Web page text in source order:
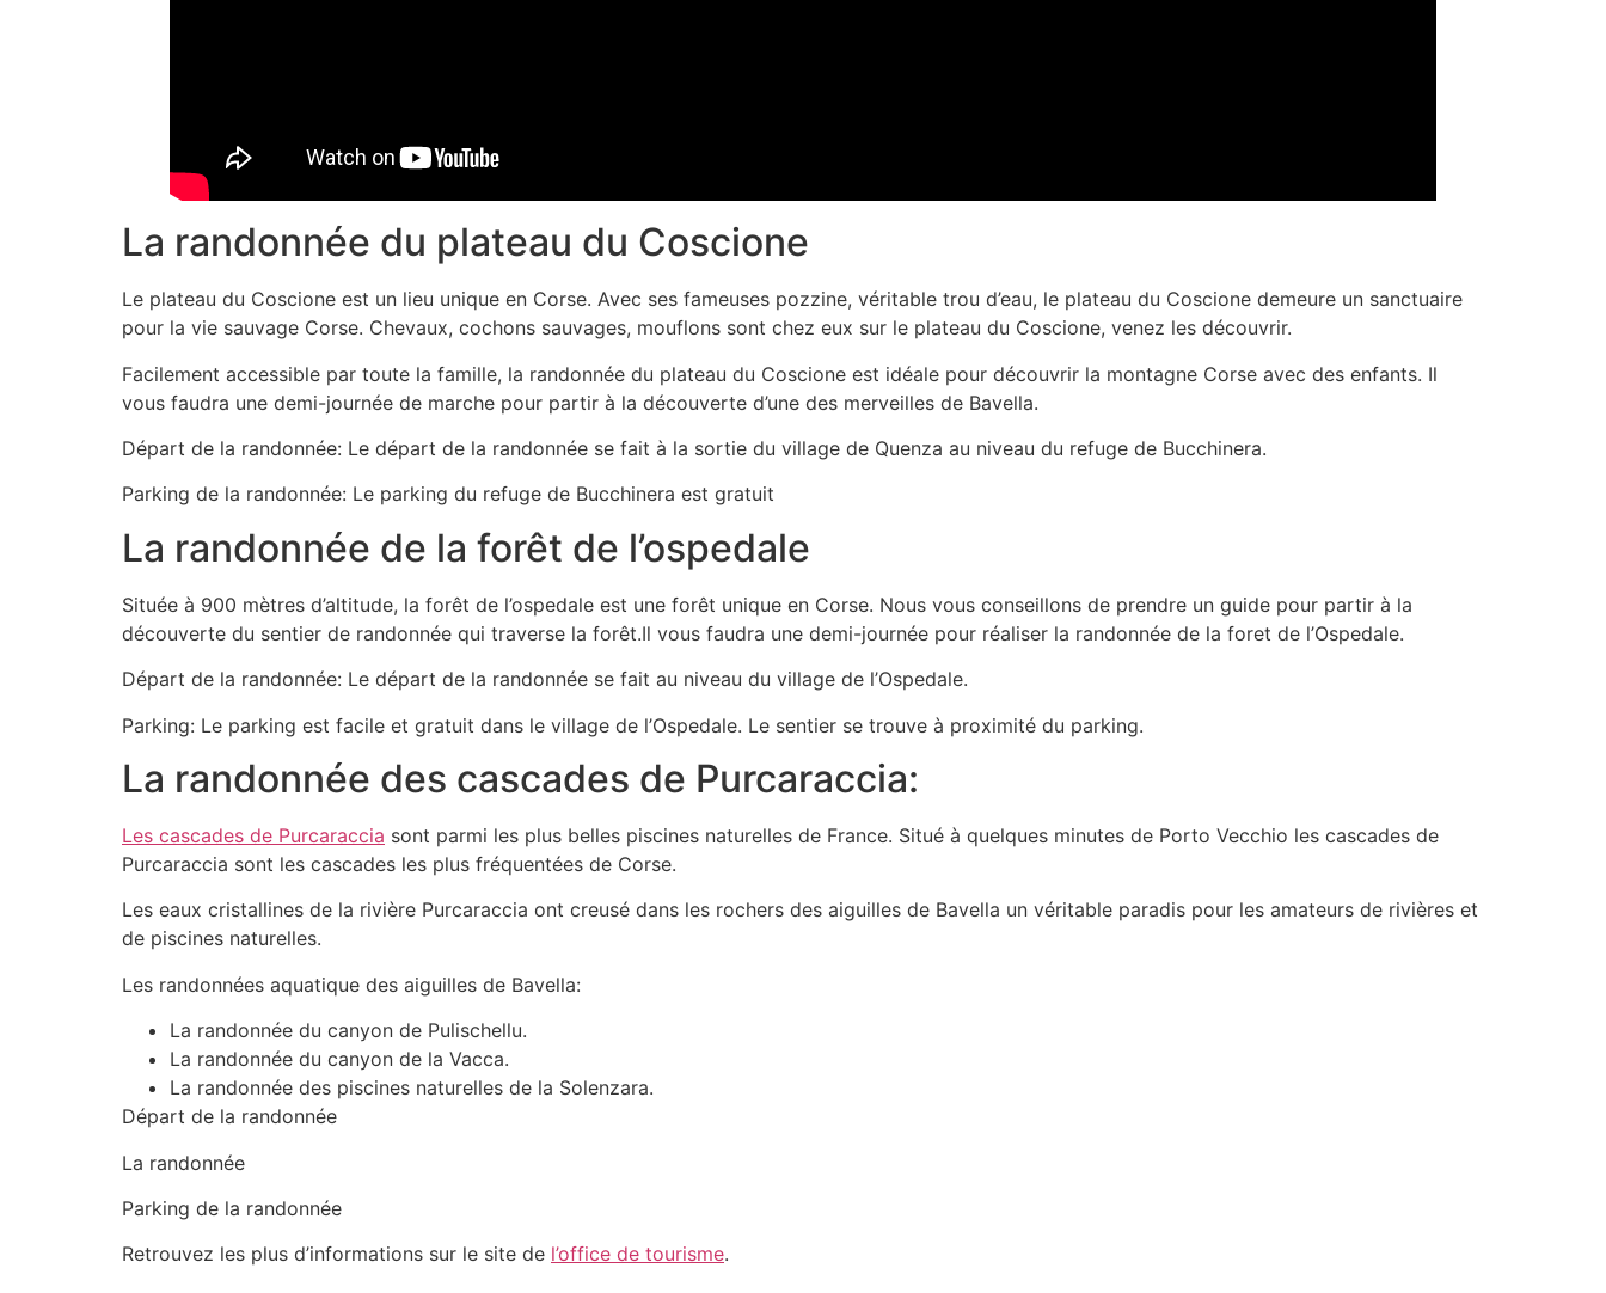
La randonnée du plateau du Coscione
Le plateau du Coscione est un lieu unique en Corse. Avec ses fameuses pozzine, véritable trou d’eau, le plateau du Coscione demeure un sanctuaire
pour la vie sauvage Corse. Chevaux, cochons sauvages, mouflons sont chez eux sur le plateau du Coscione, venez les découvrir.
Facilement accessible par toute la famille, la randonnée du plateau du Coscione est idéale pour découvrir la montagne Corse avec des enfants. Il
vous faudra une demi-journée de marche pour partir à la découverte d’une des merveilles de Bavella.
Départ de la randonnée: Le départ de la randonnée se fait à la sortie du village de Quenza au niveau du refuge de Bucchinera.
Parking de la randonnée: Le parking du refuge de Bucchinera est gratuit
La randonnée de la forêt de l’ospedale
Située à 900 mètres d’altitude, la forêt de l’ospedale est une forêt unique en Corse. Nous vous conseillons de prendre un guide pour partir à la
découverte du sentier de randonnée qui traverse la forêt.Il vous faudra une demi-journée pour réaliser la randonnée de la foret de l’Ospedale.
Départ de la randonnée: Le départ de la randonnée se fait au niveau du village de l’Ospedale.
Parking: Le parking est facile et gratuit dans le village de l’Ospedale. Le sentier se trouve à proximité du parking.
La randonnée des cascades de Purcaraccia:
Les cascades de Purcaraccia sont parmi les plus belles piscines naturelles de France. Situé à quelques minutes de Porto Vecchio les cascades de
Purcaraccia sont les cascades les plus fréquentées de Corse.
Les eaux cristallines de la rivière Purcaraccia ont creusé dans les rochers des aiguilles de Bavella un véritable paradis pour les amateurs de rivières et
de piscines naturelles.
Les randonnées aquatique des aiguilles de Bavella:
La randonnée du canyon de Pulischellu.
La randonnée du canyon de la Vacca.
La randonnée des piscines naturelles de la Solenzara.
Départ de la randonnée
La randonnée
Parking de la randonnée
Retrouvez les plus d’informations sur le site de l’office de tourisme.